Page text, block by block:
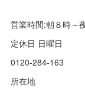
営業時間:朝８時～
定休日 日曜日
0120-284-163
所在地